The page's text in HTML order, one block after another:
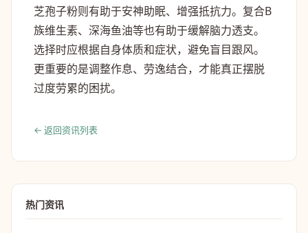
芝孢子粉则有助于安神助眠、增强抵抗力。复合B
族维生素、深海鱼油等也有助于缓解脑力透支。
选择时应根据自身体质和症状，避免盲目跟风。
更重要的是调整作息、劳逸结合，才能真正摆脱
过度劳累的困扰。
← 返回资讯列表
热门资讯